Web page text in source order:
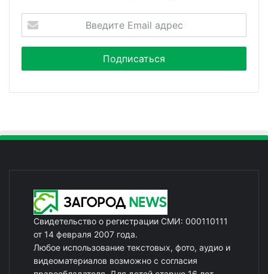
Свидетельство о регистрации СМИ: 000110111
от 14 февраля 2007 года.
Любое использование текстовых, фото, аудио и
видеоматериалов возможно с согласия